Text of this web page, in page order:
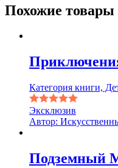
Похожие товары
Категория книги,
Эксклюзив
Автор:
Подземный